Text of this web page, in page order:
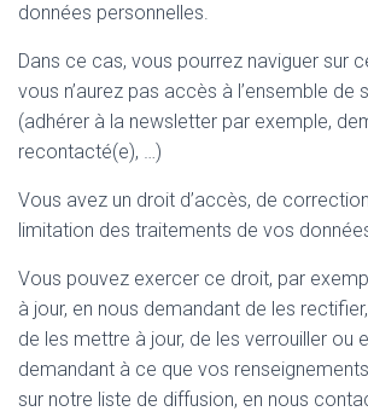
données personnelles.
Dans ce cas, vous pourrez naviguer sur
vous n’aurez pas accès à l’ensemble de
(adhérer à la newsletter par exemple,
recontacté(e), …)
Vous avez un droit d’accès, de
limitation des traitements de vos
Vous pouvez exercer ce droit, par
à jour, en nous demandant de les
de les mettre à jour, de les verrouiller ou
demandant à ce que vos
sur notre liste de diffusion, en nous